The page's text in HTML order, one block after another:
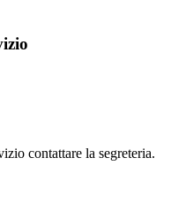
contattare la segreteria.